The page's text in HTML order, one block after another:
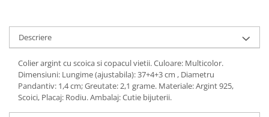
Descriere
Colier argint cu scoica si copacul vietii. Culoare: Multicolor.
Dimensiuni: Lungime (ajustabila): 37+4+3 cm , Diametru
Pandantiv: 1,4 cm; Greutate: 2,1 grame. Materiale: Argint 925,
Scoici, Placaj: Rodiu. Ambalaj: Cutie bijuterii.